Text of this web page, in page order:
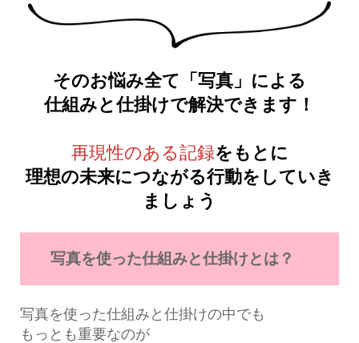
そのお悩み全て「写真」による
仕組みと仕掛けで解決できます！
再現性のある記録をもとに
理想の未来につながる行動をしていき
ましょう
写真を使った仕組みと仕掛けとは？
写真を使った仕組みと仕掛けの中でも
もっとも重要なのが